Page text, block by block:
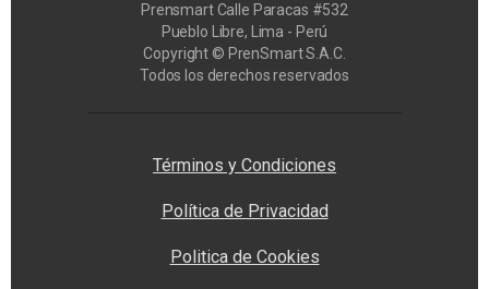
Prensmart Calle Paracas #532
Pueblo Libre, Lima - Perú
Copyright © PrenSmart S.A.C.
Todos los derechos reservados
Términos y Condiciones
Política de Privacidad
Politica de Cookies